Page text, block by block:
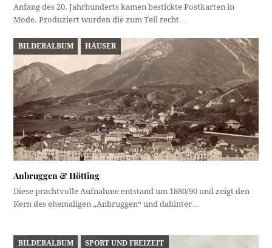
Anfang des 20. Jahrhunderts kamen bestickte Postkarten in
Mode. Produziert wurden die zum Teil recht…
BILDERALBUM HÄUSER
Anbruggen & Hötting
Diese prachtvolle Aufnahme entstand um 1880/90 und zeigt den
Kern des ehemaligen „Anbruggen“ und dahinter…
BILDERALBUM SPORT UND FREIZEIT